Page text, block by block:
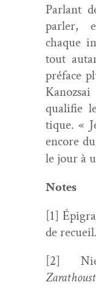
Par­lant
par­ler,
chaque
tout
pré­face
qual­i­fie
tique. «
encore
le jour à
Notes
[1] É
de recueil.
[2]